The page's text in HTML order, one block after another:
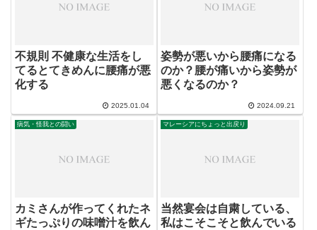
不規則 不健康な生活をし
てるとてきめんに腰痛が悪
化する
2025.01.04
姿勢が悪いから腰痛になる
のか？腰が痛いから姿勢が
悪くなるのか？
2024.09.21
病気・怪我との闘い
カミさんが作ってくれたネ
ギたっぷりの味噌汁を飲ん
マレーシアにちょっと出戻り
当然宴会は自粛している、
私はこそこそと飲んでいる